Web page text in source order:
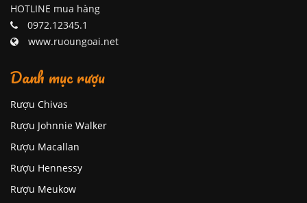
HOTLINE mua hàng
0972.12345.1
www.ruoungoai.net
Danh mục rượu
Rượu Chivas
Rượu Johnnie Walker
Rượu Macallan
Rượu Hennessy
Rượu Meukow